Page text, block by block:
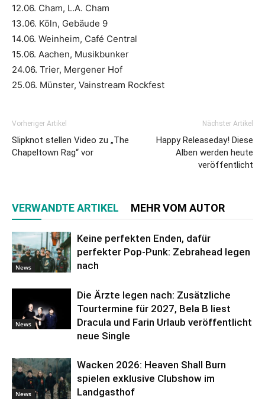
12.06. Cham, L.A. Cham
13.06. Köln, Gebäude 9
14.06. Weinheim, Café Central
15.06. Aachen, Musikbunker
24.06. Trier, Mergener Hof
25.06. Münster, Vainstream Rockfest
Vorheriger Artikel
Slipknot stellen Video zu „The
Chapeltown Rag“ vor
Nächster Artikel
Happy Releaseday! Diese
Alben werden heute
veröffentlicht
VERWANDTE ARTIKEL MEHR VOM AUTOR
News
Keine perfekten Enden, dafür
perfekter Pop-Punk: Zebrahead legen
nach
News
Die Ärzte legen nach: Zusätzliche
Tourtermine für 2027, Bela B liest
Dracula und Farin Urlaub veröffentlicht
neue Single
News
Wacken 2026: Heaven Shall Burn
spielen exklusive Clubshow im
Landgasthof